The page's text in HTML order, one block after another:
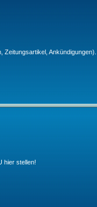
Ankündigungen).
hier stellen!